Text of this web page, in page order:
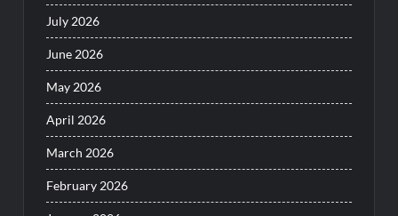
July 2026
June 2026
May 2026
April 2026
March 2026
February 2026